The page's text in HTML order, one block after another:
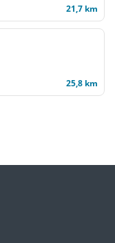
21,7 km
25,8 km